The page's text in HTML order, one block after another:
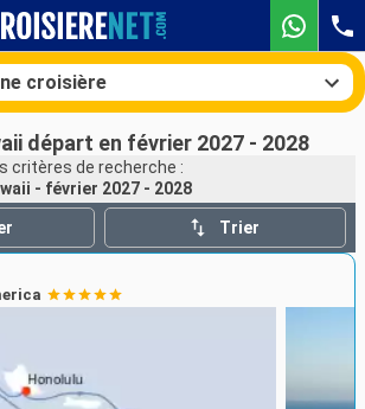
croisière
Rechercher
départ en février 2027 - 2028
critères de recherche :
- février 2027 - 2028
Trier